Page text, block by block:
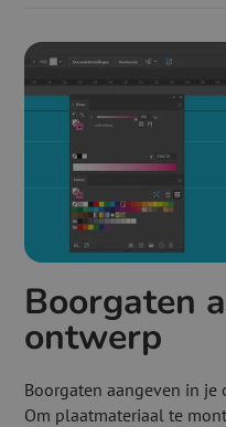
Boorgaten
ontwerp
Boorgaten aangeven in
Om plaatmateriaal te